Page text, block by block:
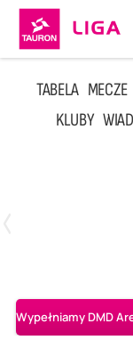
TABELA MECZE
KLUBY
Wypełniamy DMD